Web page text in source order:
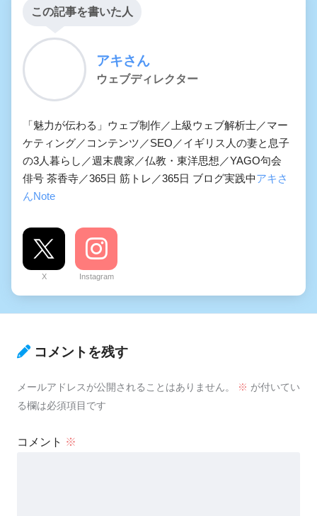
この記事を書いた人
アキさん
ウェブディレクター
「魅力が伝わる」ウェブ制作／上級ウェブ解析士／マー
ケティング／コンテンツ／SEO／イギリス人の妻と息子
の3人暮らし／週末農家／仏教・東洋思想／YAGO句会
俳号 茶香寺／365日 筋トレ／365日 ブログ実践中アキさ
んNote
X Instagram
コメントを残す
メールアドレスが公開されることはありません。 ※ が付いてい
る欄は必須項目です
コメント ※